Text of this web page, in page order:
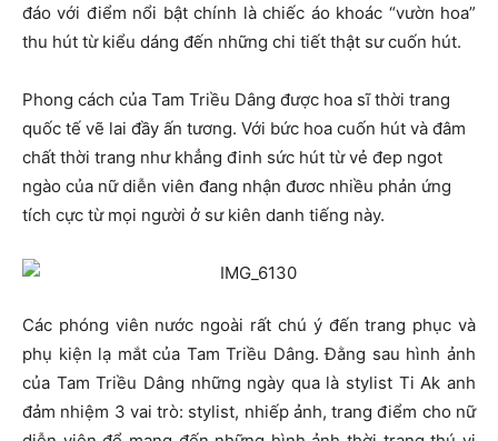
đáo với điểm nổi bật chính là chiếc áo khoác “vườn hoa”
thu hút từ kiểu dáng đến những chi tiết thật sư cuốn hút.
Phong cách của Tam Triều Dâng được hoa sĩ thời trang
quốc tế vẽ lai đầy ấn tương. Với bức hoa cuốn hút và đâm
chất thời trang như khẳng đinh sức hút từ vẻ đep ngot
ngào của nữ diễn viên đang nhận đươc nhiều phản ứng
tích cực từ mọi người ở sư kiên danh tiếng này.
Các phóng viên nước ngoài rất chú ý đến trang phục và
phụ kiện lạ mắt của Tam Triều Dâng. Đằng sau hình ảnh
của Tam Triều Dâng những ngày qua là stylist Ti Ak anh
đảm nhiệm 3 vai trò: stylist, nhiếp ảnh, trang điểm cho nữ